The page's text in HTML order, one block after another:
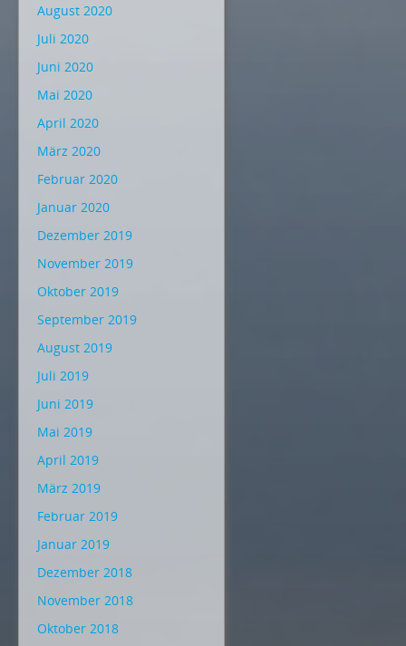
August 2020
Juli 2020
Juni 2020
Mai 2020
April 2020
März 2020
Februar 2020
Januar 2020
Dezember 2019
November 2019
Oktober 2019
September 2019
August 2019
Juli 2019
Juni 2019
Mai 2019
April 2019
März 2019
Februar 2019
Januar 2019
Dezember 2018
November 2018
Oktober 2018